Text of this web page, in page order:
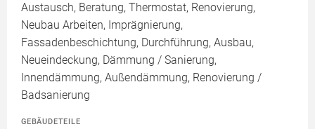
Austausch, Beratung, Thermostat, Renovierung,
Neubau Arbeiten, Imprägnierung,
Fassadenbeschichtung, Durchführung, Ausbau,
Neueindeckung, Dämmung / Sanierung,
Innendämmung, Außendämmung, Renovierung /
Badsanierung
GEBÄUDETEILE